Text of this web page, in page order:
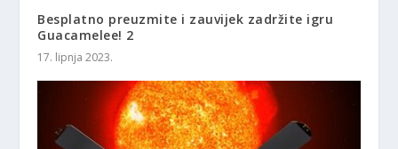
Besplatno preuzmite i zauvijek zadržite igru ​​
Guacamelee! 2
17. lipnja 2023.